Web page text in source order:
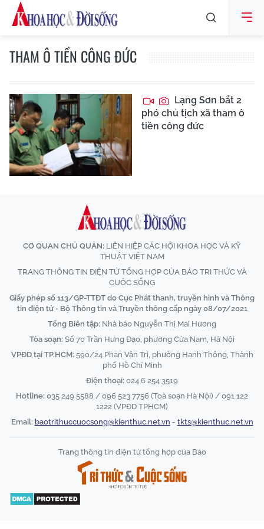
THAM Ô TIỀN CÔNG ĐỨC
Lạng Sơn bắt 2
phó chủ tịch xã tham ô
tiền công đức
CƠ QUAN CHỦ QUẢN: LIÊN HIỆP CÁC HỘI KHOA HỌC VÀ KỸ
THUẬT VIỆT NAM
TRANG THÔNG TIN ĐIỆN TỬ TỔNG HỢP CỦA BÁO TRI THỨC VÀ
CUỘC SỐNG
Giấy phép số 113/GP-TTĐT do Cục Phát thanh, truyền hình và Thông
tin điện tử - Bộ Thông tin và Truyền thông cấp ngày 08/07/2021
Tổng Biên tập: Nhà báo Nguyễn Thị Mai Hương
Tòa soạn: Số 70 Trần Hưng Đạo, phường Cửa Nam, Hà Nội
VPĐD tại TP.HCM: 590/24 Phan Văn Trị, phường Hạnh Thông, Thành
phố Hồ Chí Minh
Điện thoại: 024 6 254 3519
Hotline: 035 249 5588 / 096 523 7756 (Toà soạn Hà Nội) / 091 122
1222 (VPĐD TPHCM)
Email: baotrithuccuocsong@kienthuc.net.vn - tkts@kienthuc.net.vn
Trang thông tin điện tử tổng hợp của Báo